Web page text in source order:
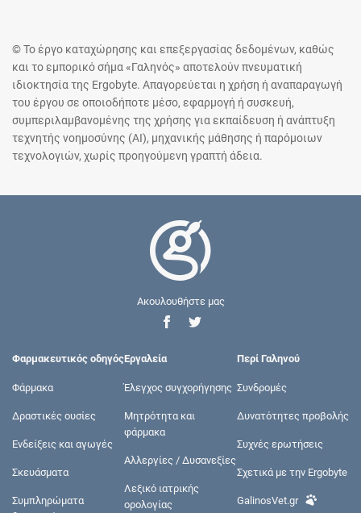
© Το έργο καταχώρησης και επεξεργασίας δεδομένων, καθώς
και το εμπορικό σήμα «Γαληνός» αποτελούν πνευματική
ιδιοκτησία της Ergobyte. Απαγορεύεται η χρήση ή αναπαραγωγή
του έργου σε οποιοδήποτε μέσο, εφαρμογή ή συσκευή,
συμπεριλαμβανομένης της χρήσης για εκπαίδευση ή ανάπτυξη
τεχνητής νοημοσύνης (AI), μηχανικής μάθησης ή παρόμοιων
τεχνολογιών, χωρίς προηγούμενη γραπτή άδεια.
Ακουλουθήστε μας
Φαρμακευτικός οδηγός
Φάρμακα
Δραστικές ουσίες
Ενδείξεις και αγωγές
Σκευάσματα
Συμπληρώματα
Εργαλεία
Έλεγχος συγχορήγησης
Μητρότητα και
φάρμακα
Αλλεργίες / Δυσανεξίες
Λεξικό ιατρικής
ορολογίας
Περί Γαληνού
Συνδρομές
Δυνατότητες προβολής
Συχνές ερωτήσεις
Σχετικά με την Ergobyte
GalinosVet.gr